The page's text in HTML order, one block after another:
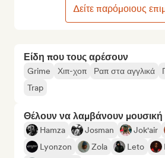
Είδη που τους αρέσουν
Grime Χιπ-χοπ Ραπ στα αγγλικά
Trap
Θέλουν να λαμβάνουν
Hamza Josman Jok'air
Lyonzon
Zola Leto
Δείτε παρόμοιους